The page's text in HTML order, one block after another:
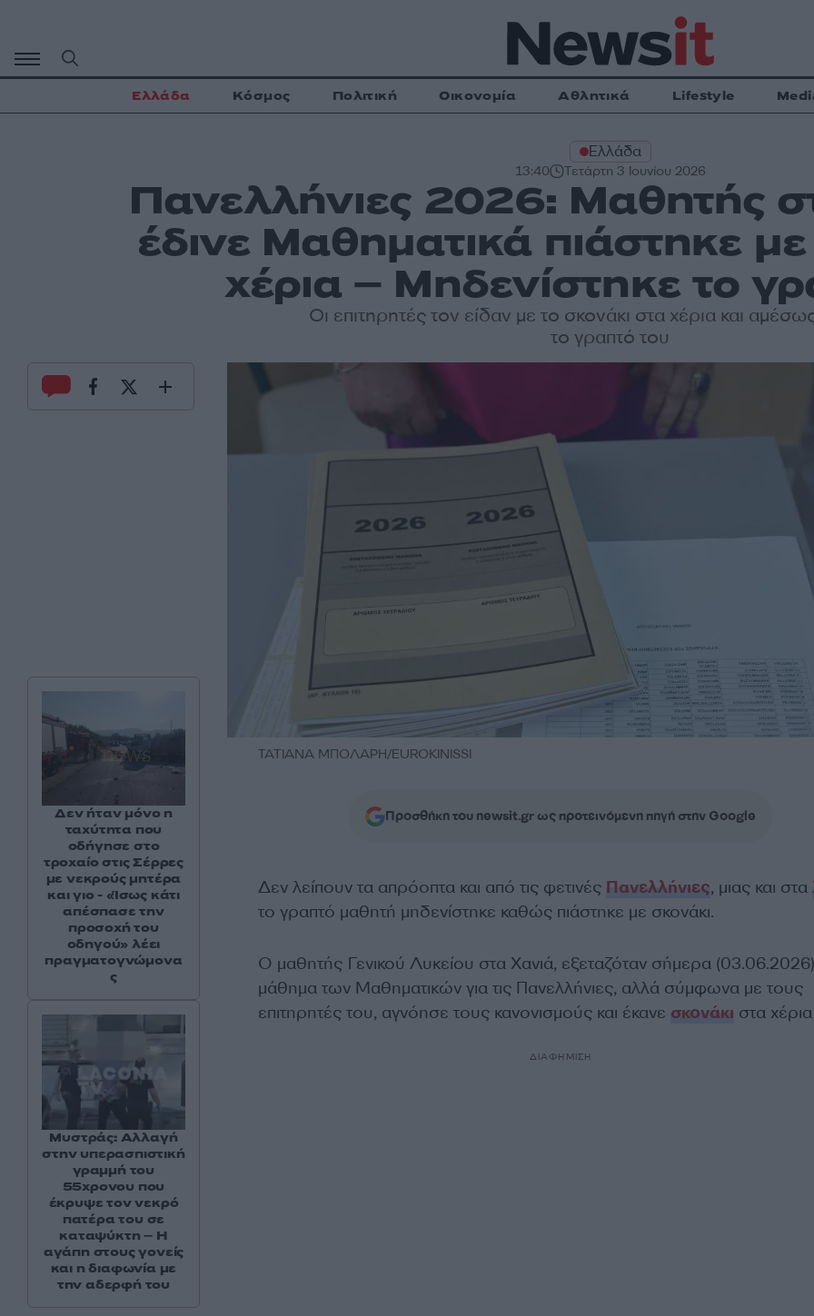
περιεχόμενο
Ελλάδα Κόσμος Πολιτική Οικονομία Αθλητικά Lifestyle
Ελλάδα
13:40 Τετάρτη 3 Ιουνίου 2026
Πανελλήνιες 2026: Μαθητής
έδινε Μαθηματικά πιάστηκε
χέρια – Μηδενίστηκε το
Οι επιτηρητές τον είδαν με το σκονάκι στα χέρια και
το γραπτό του
ΤΑΤΙΑΝΑ ΜΠΟΛΑΡΗ/EUROKINISSI
Προσθήκη του newsit.gr ως προτεινόμενη πηγή στην Google
Δεν λείπουν τα απρόοπτα και από τις φετινές Πανελλήνιες, μιας και στα
το γραπτό μαθητή μηδενίστηκε καθώς πιάστηκε με σκονάκι.
Ο μαθητής Γενικού Λυκείου στα Χανιά, εξεταζόταν σήμερα
μάθημα των Μαθηματικών για τις Πανελλήνιες, αλλά σύμφωνα με τους
επιτηρητές του, αγνόησε τους κανονισμούς και έκανε σκονάκι στα
ΔΙΑΦΗΜΙΣΗ
Δεν ήταν μόνο η
ταχύτητα που
οδήγησε στο
τροχαίο στις Σέρρες
με νεκρούς μητέρα
και γιο - «Ίσως κάτι
απέσπασε την
προσοχή του
οδηγού» λέει
πραγματογνώμονα
ς
Μυστράς: Αλλαγή
στην υπερασπιστική
γραμμή του
55χρονου που
έκρυψε τον νεκρό
πατέρα του σε
καταψύκτη – Η
αγάπη στους γονείς
και η διαφωνία με
την αδερφή του